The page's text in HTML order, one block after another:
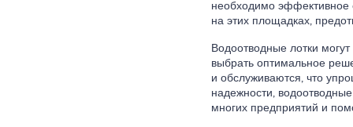
необходимо эффективное
на этих площадках,
Водоотводные лотки
выбрать оптимальное
и обслуживаются, что
надежности,
многих предприятий и